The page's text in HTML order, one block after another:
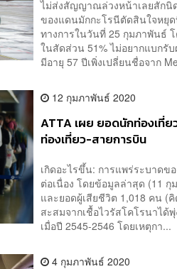
ไม่ส่งสัญญาณล่วงหน้าเลยสักนิ
ของแดนมักกะโรนีตัดสินใจหยุ
ทางการในวันที่ 25 กุมภาพันธ์
ในสัดส่วน 51% ไม่อยากแบก
มีอายุ 57 ปีเพิ่งเปลี่ยนชื่อจาก
12 กุมภาพันธ์ 2020
ATTA เผย ยอดนักท่องเที่
ท่องเที่ยว-สายการบิน
เกิดอะไรขึ้น: การแพร่ระบาดข
ต่อเนื่อง โดยข้อมูลล่าสุด (11
และยอดผู้เสียชีวิต 1,018 คน (
สะสมจากเชื้อไวรัสโคโรนาได้
เมื่อปี 2545-2546 โดยเหตุกา...
4 กุมภาพันธ์ 2020